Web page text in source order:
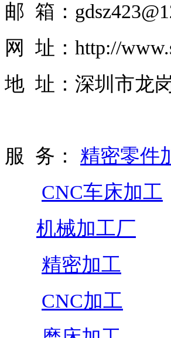
邮 箱：
网 址：http://
地 址：深圳市龙
服 务： 精密零件
CNC车床加工
机械加工厂
精密加工
CNC加工